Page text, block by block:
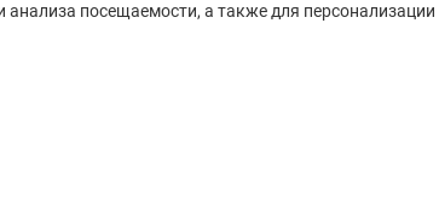
посещаемости, а также для персонализации